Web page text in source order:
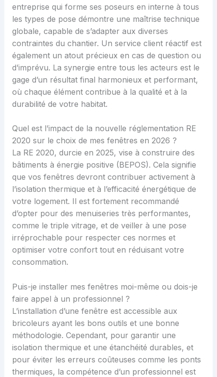
entreprise qui forme ses poseurs en interne à tous
les types de pose démontre une maîtrise technique
globale, capable de s’adapter aux diverses
contraintes du chantier. Un service client réactif est
également un atout précieux en cas de question ou
d’imprévu. La synergie entre tous les acteurs est le
gage d’un résultat final harmonieux et performant,
où chaque élément contribue à la qualité et à la
durabilité de votre habitat.
Quel est l’impact de la nouvelle réglementation RE
2020 sur le choix de mes fenêtres en 2026 ?
La RE 2020, durcie en 2025, vise à construire des
bâtiments à énergie positive (BEPOS). Cela signifie
que vos fenêtres devront contribuer activement à
l’isolation thermique et à l’efficacité énergétique de
votre logement. Il est fortement recommandé
d’opter pour des menuiseries très performantes,
comme le triple vitrage, et de veiller à une pose
irréprochable pour respecter ces normes et
optimiser votre confort tout en réduisant votre
consommation.
Puis-je installer mes fenêtres moi-même ou dois-je
faire appel à un professionnel ?
L’installation d’une fenêtre est accessible aux
bricoleurs ayant les bons outils et une bonne
méthodologie. Cependant, pour garantir une
isolation thermique et une étanchéité durables, et
pour éviter les erreurs coûteuses comme les ponts
thermiques, la compétence d’un professionnel est